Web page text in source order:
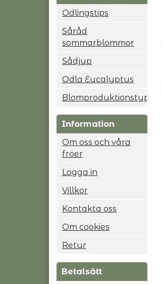
Odlingstips
Såråd
sommarblommor
Sådjup
Odla Eucalyptus
Blomproduktionstyp
Information
Om oss och våra
fröer
Logga in
Villkor
Kontakta oss
Om cookies
Retur
Betalsätt